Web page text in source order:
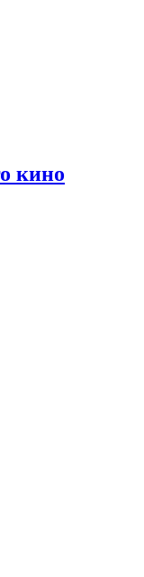
кино